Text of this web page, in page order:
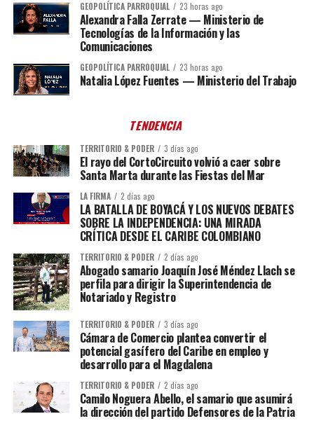
GEOPOLÍTICA PARROQUIAL 23 horas ago
Alexandra Falla Zerrate — Ministerio de
Tecnologías de la Información y las
Comunicaciones
GEOPOLÍTICA PARROQUIAL 23 horas ago
Natalia López Fuentes — Ministerio del Trabajo
TENDENCIA
TERRITORIO & PODER 3 días ago
El rayo del CortoCircuito volvió a caer sobre
Santa Marta durante las Fiestas del Mar
LA FIRMA 2 días ago
LA BATALLA DE BOYACÁ Y LOS NUEVOS DEBATES
SOBRE LA INDEPENDENCIA: UNA MIRADA
CRÍTICA DESDE EL CARIBE COLOMBIANO
TERRITORIO & PODER 2 días ago
Abogado samario Joaquín José Méndez Llach se
perfila para dirigir la Superintendencia de
Notariado y Registro
TERRITORIO & PODER 3 días ago
Cámara de Comercio plantea convertir el
potencial gasífero del Caribe en empleo y
desarrollo para el Magdalena
TERRITORIO & PODER 2 días ago
Camilo Noguera Abello, el samario que asumirá
la dirección del partido Defensores de la Patria